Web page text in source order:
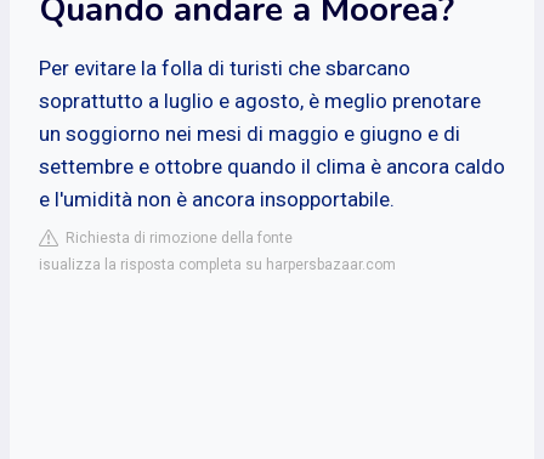
Quando andare a Moorea?
Per evitare la folla di turisti che sbarcano
soprattutto a luglio e agosto, è meglio prenotare
un soggiorno nei mesi di maggio e giugno e di
settembre e ottobre quando il clima è ancora caldo
e l'umidità non è ancora insopportabile.
Richiesta di rimozione della fonte
isualizza la risposta completa su harpersbazaar.com